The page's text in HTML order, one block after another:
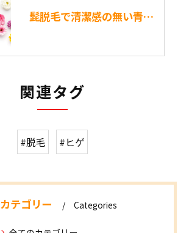
髭脱毛で清潔感の無い青髭から解消！メリットしかないその理由とは？
関連タグ
#脱毛 #ヒゲ
カテゴリー Categories